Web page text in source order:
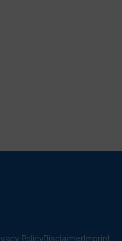
PolicyDisclaimer Imprint